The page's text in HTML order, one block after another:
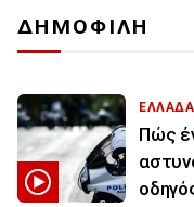
ΔΗΜΟΦΙΛΗ
ΕΛΛΑΔΑ
Πώς